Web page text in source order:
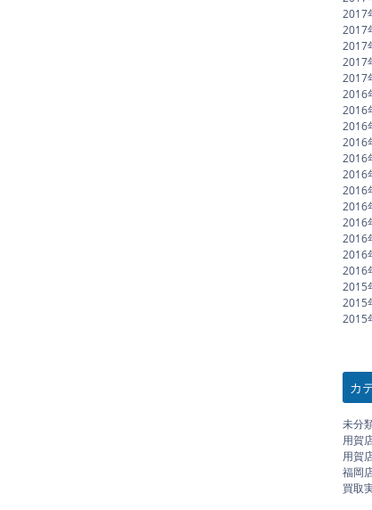
2017
2017
2017
2017
2017
2016
2016
2016
2016
2016
2016
2016
2016
2016
2016
2016
2016
2015
2015
2015
カ
未分
用賀
用賀
福岡
買取